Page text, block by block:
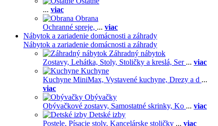
... viac
Obrana
Ochranné spreje, ... viac
Nábytok a zariadenie domácnosti a záhrady
Nábytok a zariadenie domácnosti a záhrady
Záhradný nábytok
Zostavy, Lehátka, Stoly, Stoličky a kreslá, Ser ... viac
Kuchyne
Kuchyne MiniMax, Vystavené kuchyne, Drezy a d ...
viac
Obývačky
Obývačkové zostavy, Samostatné skrinky, Ko ... viac
Detské izby
Postele, Písacie stoly, Kancelárske stoličky ... viac